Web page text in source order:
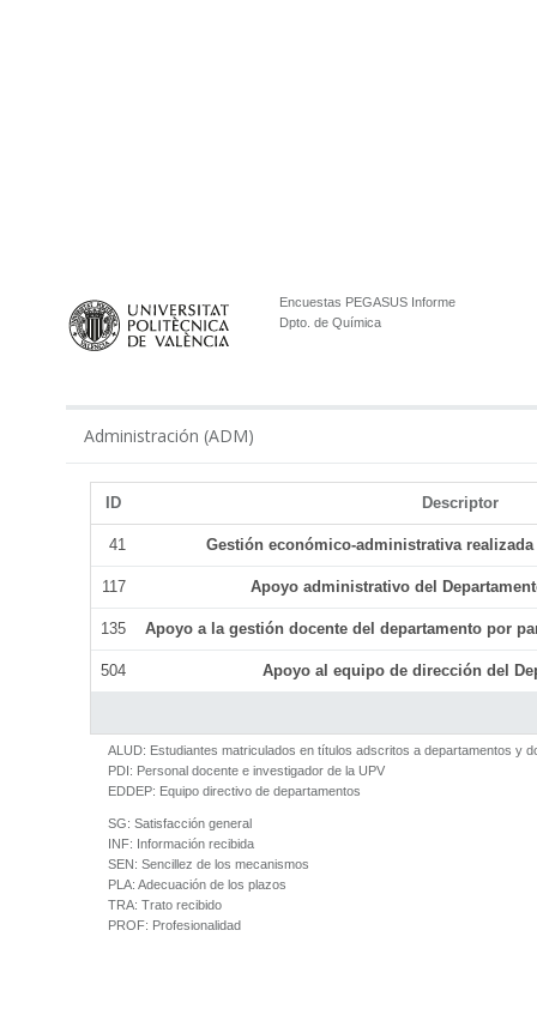
Encuestas PEGASUS Informe
Dpto. de Química
Administración (ADM)
ID Descriptor
41 Gestión económico-administrativa
117 Apoyo administrativo del
135 Apoyo a la gestión docente del departamento por
504 Apoyo al equipo de dirección del
ALUD: Estudiantes matriculados en títulos adscritos a departamentos y
PDI: Personal docente e investigador de la UPV
EDDEP: Equipo directivo de departamentos
SG: Satisfacción general
INF: Información recibida
SEN: Sencillez de los mecanismos
PLA: Adecuación de los plazos
TRA: Trato recibido
PROF: Profesionalidad